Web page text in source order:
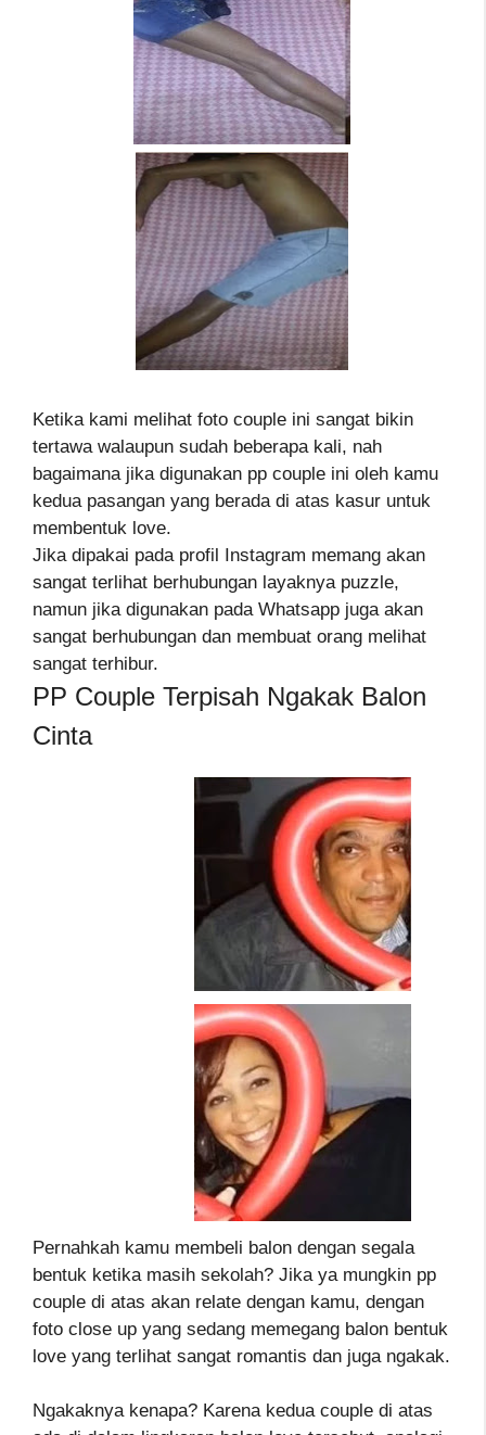
Ketika kami melihat foto couple ini sangat bikin
tertawa walaupun sudah beberapa kali, nah
bagaimana jika digunakan pp couple ini oleh kamu
kedua pasangan yang berada di atas kasur untuk
membentuk love.
Jika dipakai pada profil Instagram memang akan
sangat terlihat berhubungan layaknya puzzle,
namun jika digunakan pada Whatsapp juga akan
sangat berhubungan dan membuat orang melihat
sangat terhibur.
PP Couple Terpisah Ngakak Balon
Cinta
Pernahkah kamu membeli balon dengan segala
bentuk ketika masih sekolah? Jika ya mungkin pp
couple di atas akan relate dengan kamu, dengan
foto close up yang sedang memegang balon bentuk
love yang terlihat sangat romantis dan juga ngakak.
Ngakaknya kenapa? Karena kedua couple di atas